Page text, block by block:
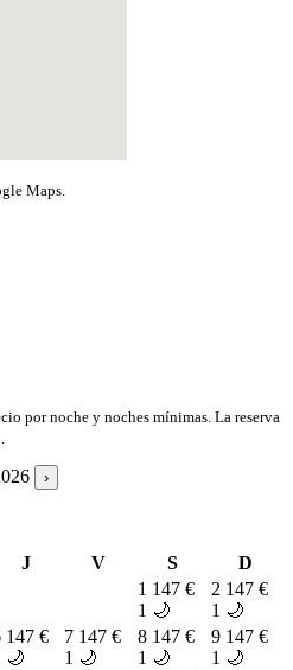
Maps.
por noche y noches mínimas. La reserva
›
J V S
D
1 147 €
1 🌙
2 147 €
1 🌙
147 €
🌙
7 147 €
1 🌙
8 147 €
1 🌙
9 147 €
1 🌙